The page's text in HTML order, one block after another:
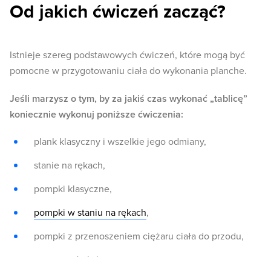
Od jakich ćwiczeń zacząć?
Istnieje szereg podstawowych ćwiczeń, które mogą być
pomocne w przygotowaniu ciała do wykonania planche.
Jeśli marzysz o tym, by za jakiś czas wykonać „tablicę”
koniecznie wykonuj poniższe ćwiczenia:
plank klasyczny i wszelkie jego odmiany,
stanie na rękach,
pompki klasyczne,
pompki w staniu na rękach,
pompki z przenoszeniem ciężaru ciała do przodu,